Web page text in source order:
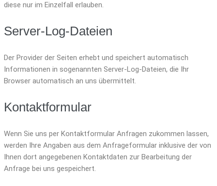
diese nur im Einzelfall erlauben.
Server-Log-Dateien
Der Provider der Seiten erhebt und speichert automatisch
Informationen in sogenannten Server-Log-Dateien, die Ihr
Browser automatisch an uns übermittelt.
Kontaktformular
Wenn Sie uns per Kontaktformular Anfragen zukommen lassen,
werden Ihre Angaben aus dem Anfrageformular inklusive der von
Ihnen dort angegebenen Kontaktdaten zur Bearbeitung der
Anfrage bei uns gespeichert.